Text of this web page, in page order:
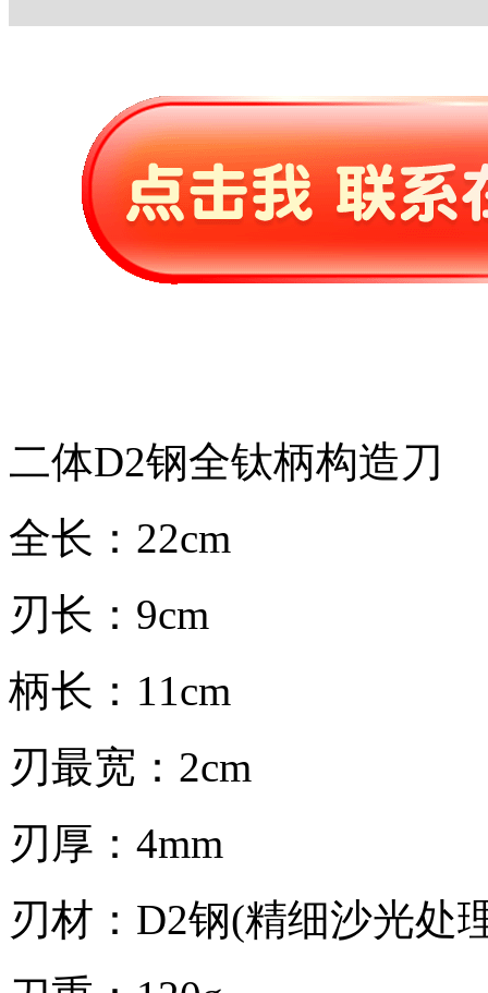
二体D2钢全钛柄构造刀
全长：22cm
刃长：9cm
柄长：11cm
刃最宽：2cm
刃厚：4mm
刃材：D2钢(精细沙光处